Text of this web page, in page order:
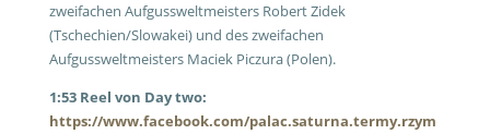
zweifachen Aufgussweltmeisters Robert Zidek
(Tschechien/Slowakei) und des zweifachen
Aufgussweltmeisters Maciek Piczura (Polen).
1:53 Reel von Day two:
https://www.facebook.com/palac.saturna.termy.rzym